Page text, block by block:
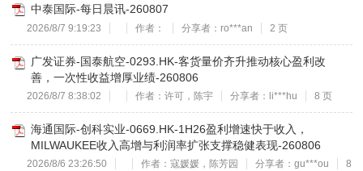
中泰国际-每日晨讯-260807
2026/8/7 9:19:23 作者： 分享者：ro***an 2 页
广发证券-国泰航空-0293.HK-客货量价齐升推动核心盈利改
善，一次性收益增厚业绩-260806
2026/8/7 8:38:02 作者：许可，陈宇 分享者：li***hu 8 页
海通国际-创科实业-0669.HK-1H26盈利增速快于收入，
MILWAUKEE收入高增与利润率扩张支撑稳健表现-260806
2026/8/6 23:26:50 作者：寇媛媛，陈芳园 分享者：gu***ou
8